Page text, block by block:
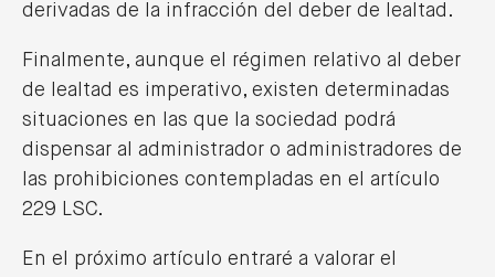
derivadas de la infracción del deber de lealtad.
Finalmente, aunque el régimen relativo al deber
de lealtad es imperativo, existen determinadas
situaciones en las que la sociedad podrá
dispensar al administrador o administradores de
las prohibiciones contempladas en el artículo
229 LSC.
En el próximo artículo entraré a valorar el